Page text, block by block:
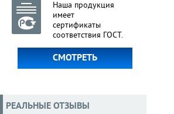
Наша продукция
имеет
сертификаты
соответствия ГОСТ.
СМОТРЕТЬ
РЕАЛЬНЫЕ ОТЗЫВЫ